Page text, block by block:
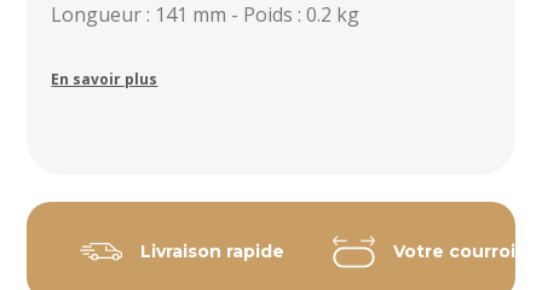
Longueur : 141 mm - Poids : 0.2 kg
En savoir plus
Livraison rapide Votre courroie